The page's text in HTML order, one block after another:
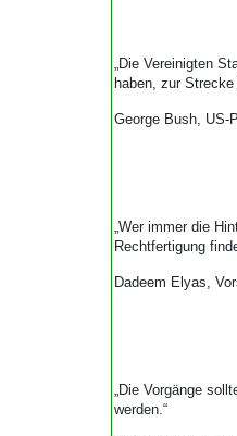
„Die Vereinigten
haben, zur
George Bush, US-
„Wer immer die
Rechtfertigung
Dadeem Elyas,
„Die Vorgänge
werden.“